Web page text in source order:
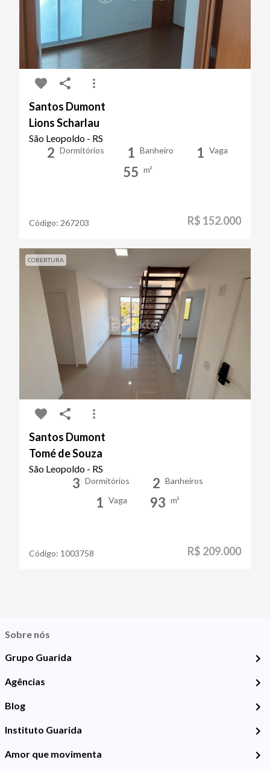
Santos Dumont
Lions Scharlau
São Leopoldo - RS
2 Dormitórios 1 Banheiro 1 Vaga
55 m²
Código: 267203 R$ 152.000
COBERTURA
Santos Dumont
Tomé de Souza
São Leopoldo - RS
3 Dormitórios 2 Banheiros
1 Vaga 93 m²
Código: 1003758 R$ 209.000
Sobre nós
Grupo Guarida
Agências
Blog
Instituto Guarida
Amor que movimenta